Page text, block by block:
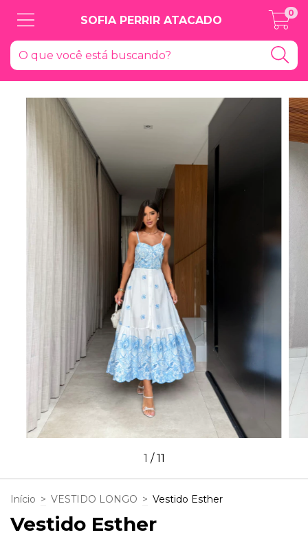
SOFIA PERRIR ATACADO
0
1 /11
Início > VESTIDO LONGO > Vestido Esther
Vestido Esther